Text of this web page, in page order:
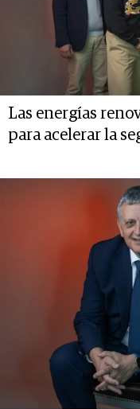
Las energías
para acelerar la